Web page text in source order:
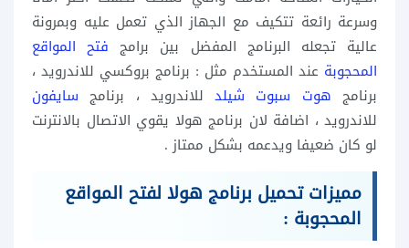
وسرعة رائعة تتكيف مع الجهاز الذي تعمل عليه وبمرونة
عالية تجعله البرنامج المفضل بين برامج فتح المواقع
المحجوبة عند المستخدم مثل : برنامج بروكسي للاندرويد ،
برنامج هوت سبوت شيلدللاندرويد ، برنامج سايفون
للاندرويد ، اضافة لان برنامج هولا يقوي الاتصال بالانترنت
لو كان ضعيفا ويدعمه بشكل ممتاز .
مميزات تحميل برنامج هولا لفتح المواقع
المحجوبة :